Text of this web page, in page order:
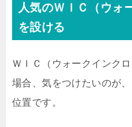
人気のＷＩＣ（ウォ
を設ける
ＷＩＣ（ウォークインク
場合、気をつけたいのが
位置です。